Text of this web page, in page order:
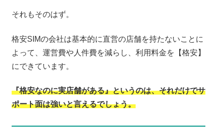
それもそのはず。
格安SIMの会社は基本的に直営の店舗を持たないことに
よって、運営費や人件費を減らし、利用料金を【格安】
にできています。
『格安なのに実店舗がある』というのは、それだけでサ
ポート面は強いと言えるでしょう。